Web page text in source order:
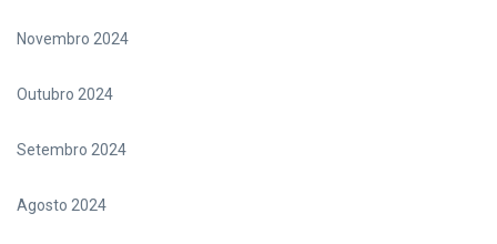
Novembro 2024
Outubro 2024
Setembro 2024
Agosto 2024